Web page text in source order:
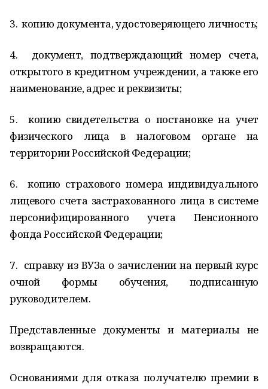
3. копию документа, удостоверяющего личность;
4. документ, подтверждающий номер счета,
открытого в кредитном учреждении, а также его
наименование, адрес и реквизиты;
5. копию свидетельства о постановке на учет
физического лица в налоговом органе на
территории Российской Федерации;
6. копию страхового номера индивидуального
лицевого счета застрахованного лица в системе
персонифицированного учета Пенсионного
фонда Российской Федерации;
7. справку из ВУЗа о зачислении на первый курс
очной формы обучения, подписанную
руководителем.
Представленные документы и материалы не
возвращаются.
Основаниями для отказа получателю премии в